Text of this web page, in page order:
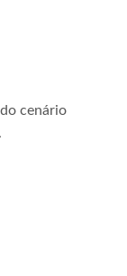
cenário